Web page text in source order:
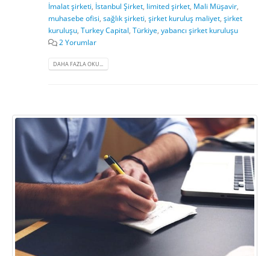
İmalat şirketi, İstanbul Şirket, limited şirket, Mali Müşavir,
muhasebe ofisi, sağlık şirketi, şirket kuruluş maliyet, şirket
kuruluşu, Turkey Capital, Türkiye, yabancı şirket kuruluşu
2 Yorumlar
DAHA FAZLA OKU...